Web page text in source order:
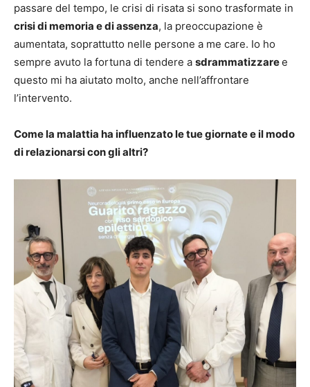
passare del tempo, le crisi di risata si sono trasformate in
crisi di memoria e di assenza, la preoccupazione è
aumentata, soprattutto nelle persone a me care. Io ho
sempre avuto la fortuna di tendere a sdrammatizzaree
questo mi ha aiutato molto, anche nell’affrontare
l’intervento.
Come la malattia ha influenzato le tue giornate e il modo
di relazionarsi con gli altri?